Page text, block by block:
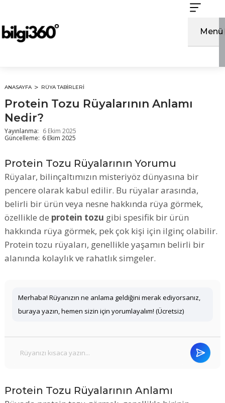
Menü
ANASAYFA RÜYA TABIRLERI
Protein Tozu Rüyalarının Anlamı
Nedir?
Yayınlanma: 6 Ekim 2025
Güncelleme: 6 Ekim 2025
Protein Tozu Rüyalarının Yorumu
Rüyalar, bilinçaltımızın misteriyöz dünyasına bir
pencere olarak kabul edilir. Bu rüyalar arasında,
belirli bir ürün veya nesne hakkında rüya görmek,
özellikle de protein tozu gibi spesifik bir ürün
hakkında rüya görmek, pek çok kişi için ilginç olabilir.
Protein tozu rüyaları, genellikle yaşamın belirli bir
alanında kolaylık ve rahatlık simgeler.
Merhaba! Rüyanızın ne anlama geldiğini merak ediyorsanız,
buraya yazın, hemen sizin için yorumlayalım! (Ücretsiz)
Protein Tozu Rüyalarının Anlamı